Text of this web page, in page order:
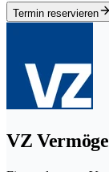
Termin reservieren
VZ